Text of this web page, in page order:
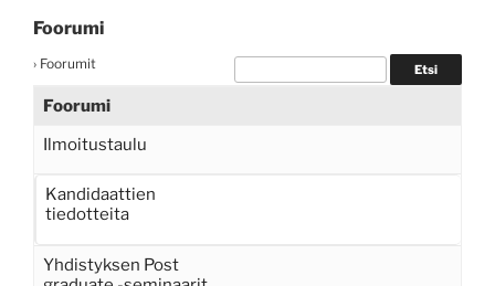
Foorumi
› Foorumit
Foorumi
Ilmoitustaulu
Kandidaattien
tiedotteita
Yhdistyksen Post